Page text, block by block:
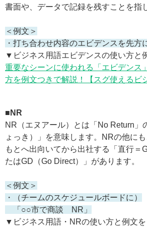
書面や、データで記録を残すことを指
＜例文＞
・打ち合わせ内容のエビデンスを先方
▼ビジネス用語エビデンスの使い方と
重要なシーンに使われる「エビデンス
方を例文つきで解説！【スグ使えるビ
■NR
NR（エヌアール）とは「No Return」
ょっき）」を意味します。NRの他に
もとへ出向いてから出社する「直行＝
たはGD（Go Direct）」があります。
＜例文＞
・（チームのスケジュールボードに）
「○○市で商談 NR」
▼ビジネス用語・NRの使い方と例文を